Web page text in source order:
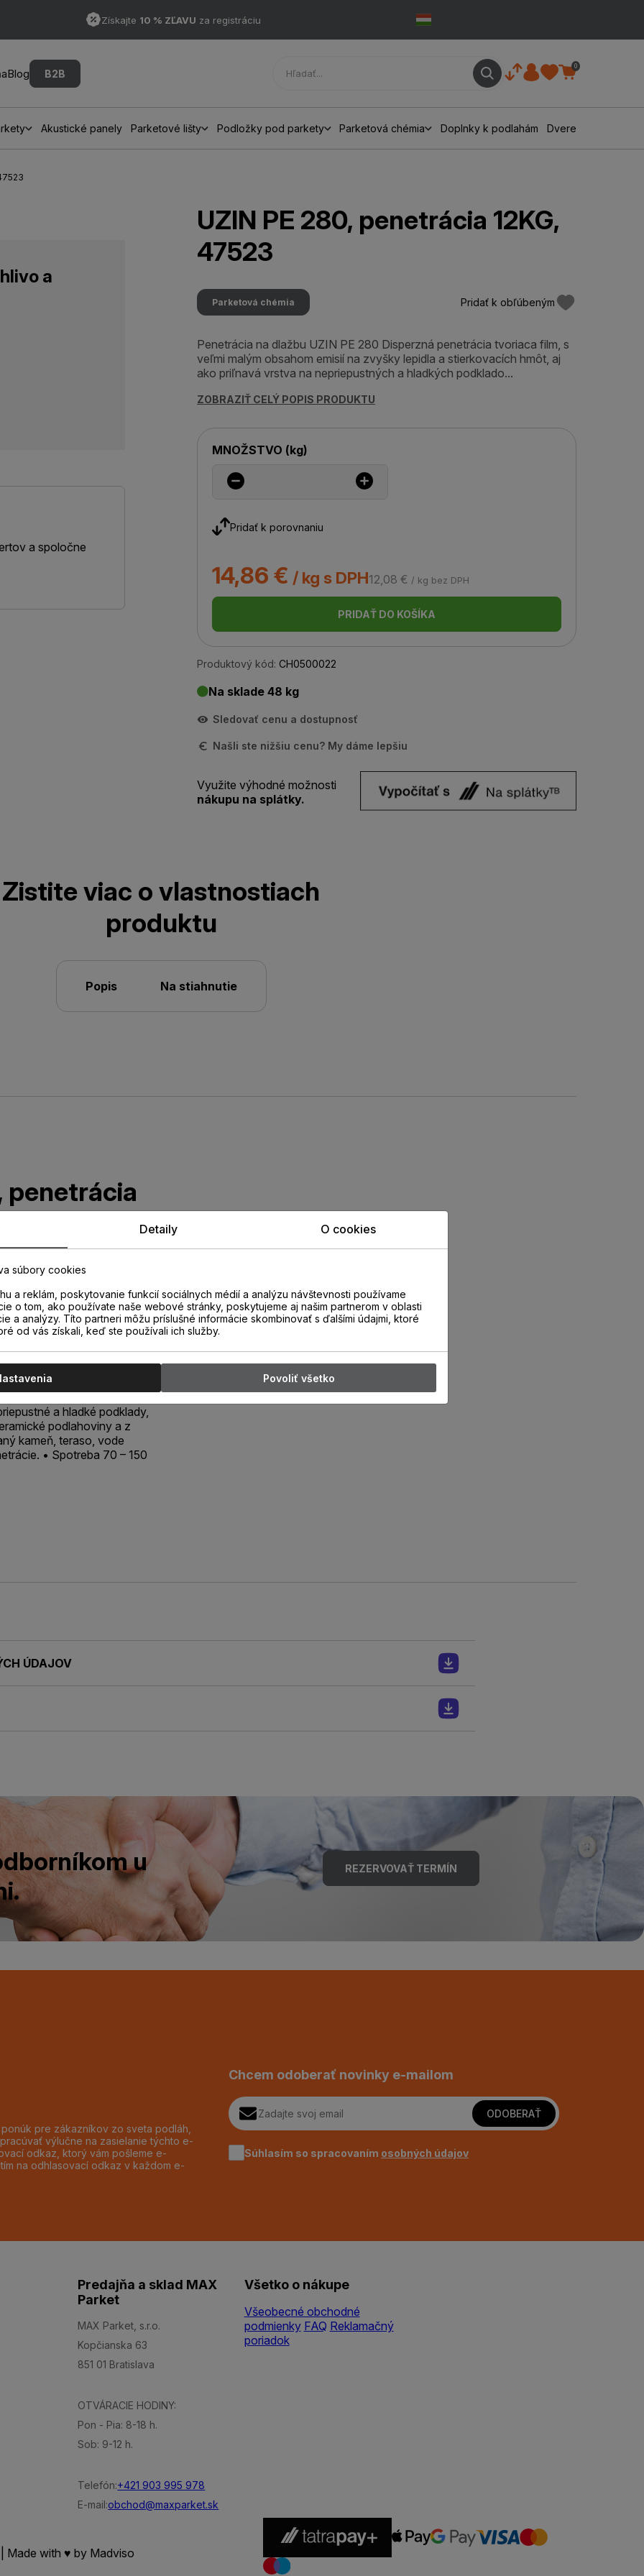
Získajte 10 % ZĽAVU za registráciu
Blog B2B
0
Akustické panely Parketové lišty Podložky pod parkety Parketová chémia Doplnky k podlahám Dvere
a
a spoločne
UZIN PE 280, penetrácia 12KG,
47523
Parketová chémia Pridať k obľúbeným
Penetrácia na dlažbu UZIN PE 280 Disperzná penetrácia tvoriaca film, s
veľmi malým obsahom emisií na zvyšky lepidla a stierkovacích hmôt, aj
ako priľnavá vrstva na nepriepustných a hladkých podklado...
ZOBRAZIŤ CELÝ POPIS PRODUKTU
MNOŽSTVO (kg)
Pridať k porovnaniu
14,86 € / kg s DPH12,08 € / kg bez DPH
PRIDAŤ DO KOŠÍKA
Produktový kód: CH0500022
Na sklade 48 kg
Sledovať cenu a dostupnosť
Našli ste nižšiu cenu? My dáme lepšiu
Využite výhodné možnosti
nákupu na splátky.
Zistite viac o vlastnostiach
produktu
Popis Na stiahnutie
penetrácia
Disperzná penetrácia
emisií na zvyšky
ako priľnavá vrstva na
prípadne priamo na
sa pred stierkovaním
stierkovacími hmotami
prácami v interiéri.
sanáciu, napr. na
lepidla a stierkovacej
bitúmenového
a hladké podklady,
podlahoviny a z
kameň, teraso, vode
• Spotreba 70 – 150
ÚDAJOV
u
REZERVOVAŤ TERMÍN
pre zákazníkov zo sveta podláh,
výlučne na zasielanie týchto e-
odkaz, ktorý vám pošleme e-
na odhlasovací odkaz v každom e-
Chcem odoberať novinky e-mailom
ODOBERAŤ
Súhlasím so spracovaním osobných údajov
Predajňa a sklad MAX
Parket
MAX Parket, s.r.o.
Kopčianska 63
851 01 Bratislava
OTVÁRACIE HODINY:
Pon - Pia: 8-18 h.
Sob: 9-12 h.
Telefón:+421 903 995 978
E-mail:obchod@maxparket.sk
Všetko o nákupe
Všeobecné obchodné
podmienky FAQ Reklamačný
poriadok
Made with ♥ by Madviso
Detaily O cookies
súbory cookies
a reklám, poskytovanie funkcií sociálnych médií a analýzu návštevnosti používame
o tom, ako používate naše webové stránky, poskytujeme aj našim partnerom v oblasti
a analýzy. Títo partneri môžu príslušné informácie skombinovať s ďalšími údajmi, ktoré
od vás získali, keď ste používali ich služby.
Povoliť všetko